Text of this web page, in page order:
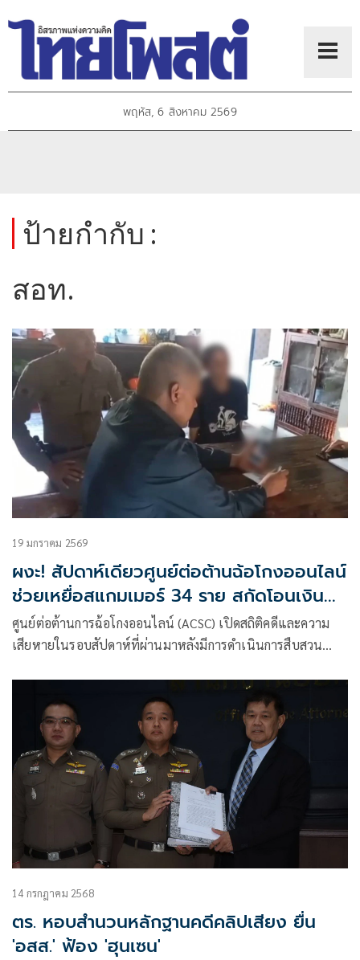
พฤหัส, 6 สิงหาคม 2569
ป้ายกำกับ :
สอท.
19 มกราคม 2569
ผงะ! สัปดาห์เดียวศูนย์ต่อต้านฉ้อโกงออนไลน์
ช่วยเหยื่อสแกมเมอร์ 34 ราย สกัดโอนเงิน
12.8 ล้าน
ศูนย์ต่อต้านการฉ้อโกงออนไลน์ (ACSC) เปิดสถิติคดีและความ
เสียหายในรอบสัปดาห์ที่ผ่านมาหลังมีการดำเนินการสืบสวน
14 กรกฎาคม 2568
ตร. หอบสำนวนหลักฐานคดีคลิปเสียง ยื่น
'อสส.' ฟ้อง 'ฮุนเซน'